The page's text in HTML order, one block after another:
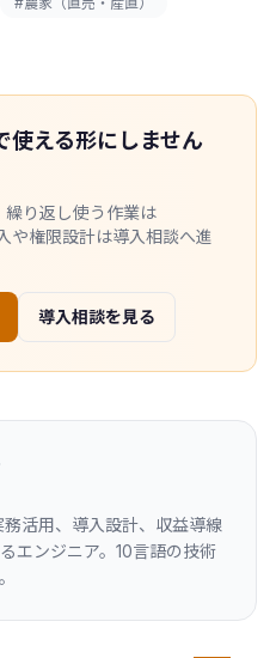
える形にしません
繰り返し使う作業は
や権限設計は導入相談へ進
導入相談を見る
活用、導入設計、収益導線
エンジニア。10言語の技術